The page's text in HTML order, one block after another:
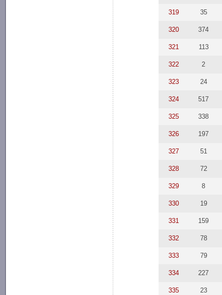
319 35
320 374
321 113
322 2
323 24
324 517
325 338
326 197
327 51
328 72
329 8
330 19
331 159
332 78
333 79
334 227
335 23